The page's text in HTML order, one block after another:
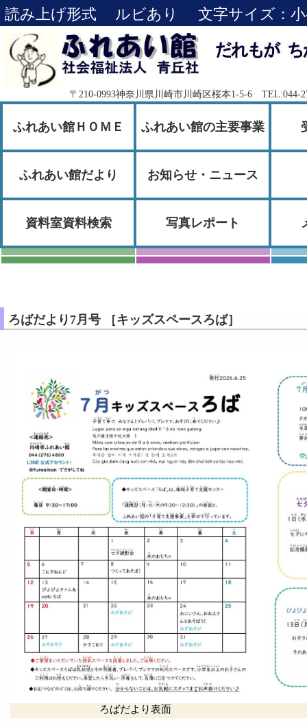
読み上げ形式 ルビあり 文字サイズ： 小
〒210-0993神奈川県川崎市川崎区桜本1-5-6 TEL:044-
ふれあい館ＨＯＭＥ ふれあい館の主要事業
ふれあい館だより お知らせ・ニュース
資料室資料検索 写真レポート
ろばだより7月号 ［キッズスペースろば］
ろばだより表面